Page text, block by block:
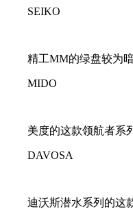
SEIKO
精工MM的绿盘较为
MIDO
美度的这款领航者系
DAVOSA
迪沃斯潜水系列的这